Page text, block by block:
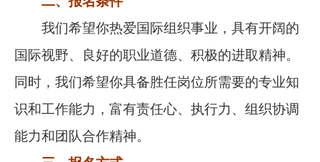
我们希望你热爱国际组织事业，具有开阔的
国际视野、良好的职业道德、积极的进取精神。
同时，我们希望你具备胜任岗位所需要的专业知
识和工作能力，富有责任心、执行力、组织协调
能力和团队合作精神。